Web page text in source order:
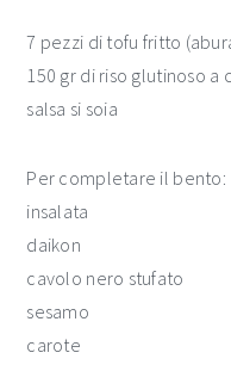
7 pezzi di tofu fritto
150 gr di riso glutinoso a
salsa si soia
Per completare il bento:
insalata
daikon
cavolo nero stufato
sesamo
carote